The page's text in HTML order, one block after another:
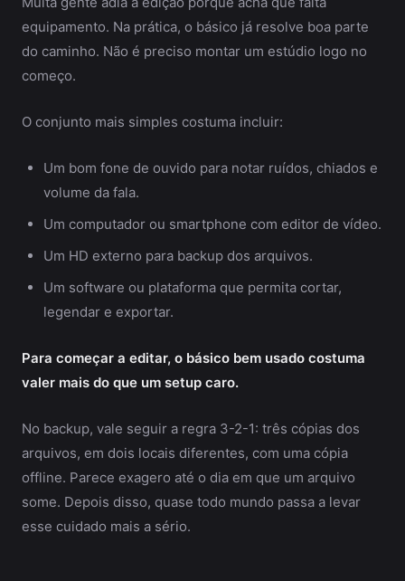
equipamento. Na prática, o básico já resolve boa parte
do caminho. Não é preciso montar um estúdio logo no
começo.
O conjunto mais simples costuma incluir:
Um bom fone de ouvido para notar ruídos, chiados e
volume da fala.
Um computador ou smartphone com editor de vídeo.
Um HD externo para backup dos arquivos.
Um software ou plataforma que permita cortar,
legendar e exportar.
Para começar a editar, o básico bem usado costuma
valer mais do que um setup caro.
No backup, vale seguir a regra 3-2-1: três cópias dos
arquivos, em dois locais diferentes, com uma cópia
offline. Parece exagero até o dia em que um arquivo
some. Depois disso, quase todo mundo passa a levar
esse cuidado mais a sério.